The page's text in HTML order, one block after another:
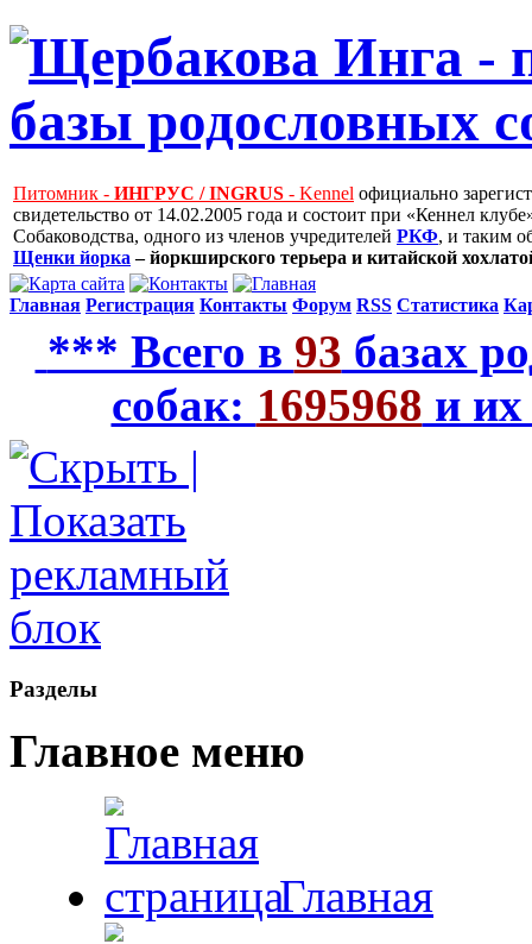
Питомник - ИНГРУС / INGRUS - Kennel официально
свидетельство от 14.02.2005 года и состоит при «Кеннел
Собаководства, одного из членов учредителей РКФ, и таким
Щенки йорка – йоркширского терьера и китайской
Главная Регистрация Контакты Форум RSS Статистика
*** Всего в 93 базах
собак: 1695968 и
Рaзделы
Главное меню
Главная